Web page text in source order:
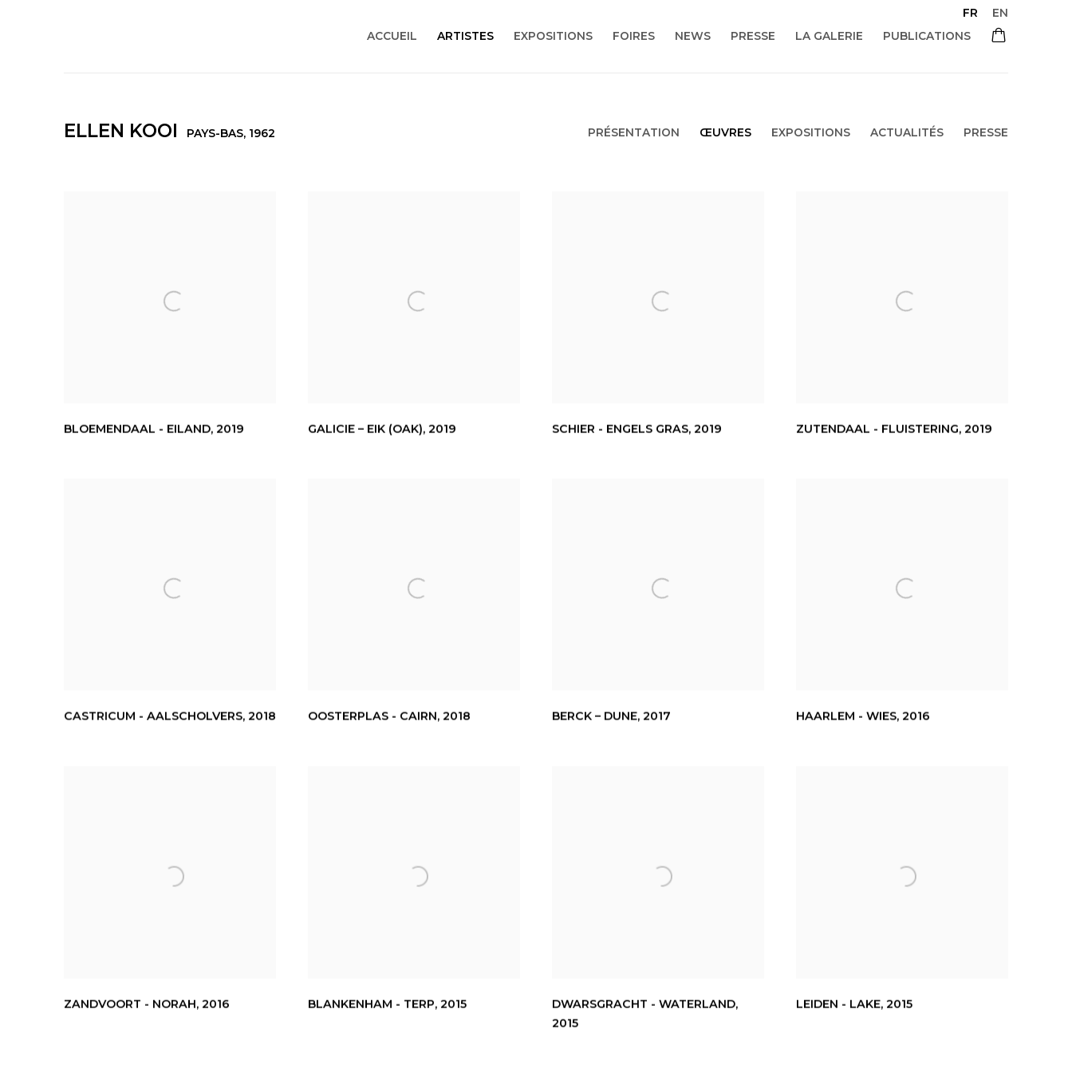
ACCUEIL ARTISTES EXPOSITIONS FOIRES NEWS PRESSE LA GALERIE PUBLICATIONS
FR EN
ELLEN KOOI PAYS-BAS, 1962 PRÉSENTATION ŒUVRES EXPOSITIONS ACTUALITÉS PRESSE
BLOEMENDAAL - EILAND, 2019 GALICIE – EIK (OAK), 2019 SCHIER - ENGELS GRAS, 2019 ZUTENDAAL - FLUISTERING, 2019
CASTRICUM - AALSCHOLVERS, 2018 OOSTERPLAS - CAIRN, 2018 BERCK – DUNE, 2017 HAARLEM - WIES, 2016
ZANDVOORT - NORAH, 2016 BLANKENHAM - TERP, 2015 DWARSGRACHT - WATERLAND,
2015
LEIDEN - LAKE, 2015